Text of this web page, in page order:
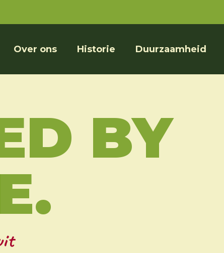
Over ons Historie Duurzaamheid
BY